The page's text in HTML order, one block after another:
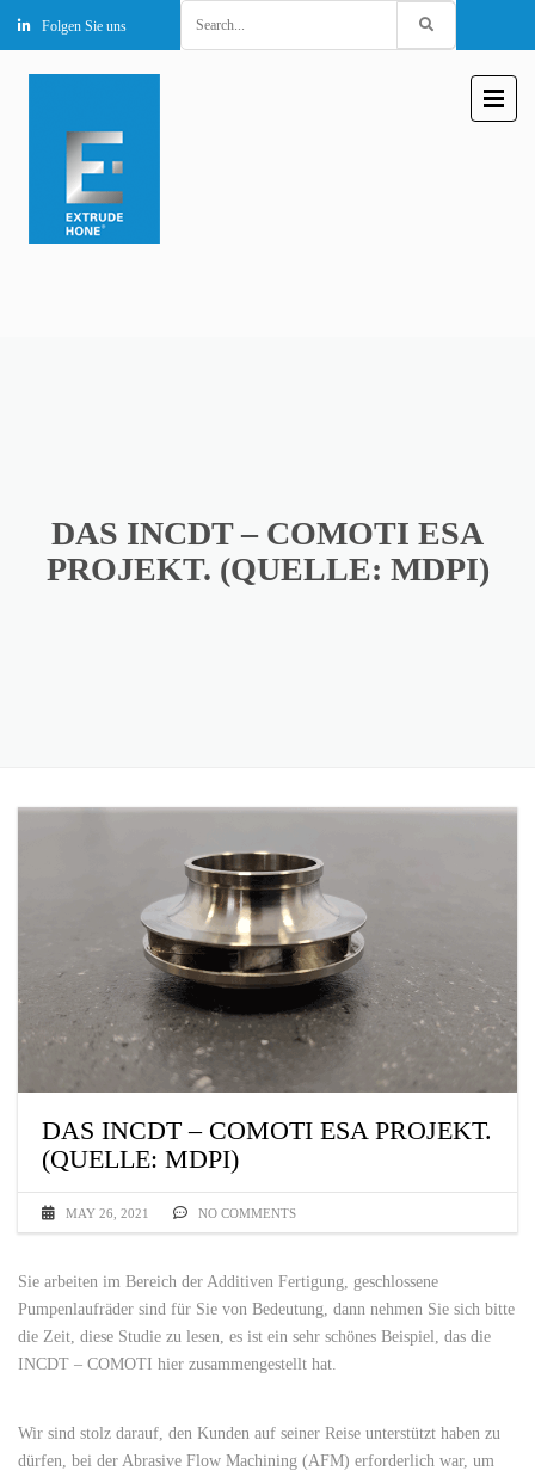
Folgen Sie uns
for:
DAS INCDT – COMOTI ESA
PROJEKT. (QUELLE: MDPI)
DAS INCDT – COMOTI ESA PROJEKT.
(QUELLE: MDPI)
MAY 26, 2021 NO COMMENTS
Sie arbeiten im Bereich der Additiven Fertigung, geschlossene
Pumpenlaufräder sind für Sie von Bedeutung, dann nehmen Sie sich bitte
die Zeit, diese Studie zu lesen, es ist ein sehr schönes Beispiel, das die
INCDT – COMOTI hier zusammengestellt hat.
Wir sind stolz darauf, den Kunden auf seiner Reise unterstützt haben zu
dürfen, bei der Abrasive Flow Machining (AFM) erforderlich war, um